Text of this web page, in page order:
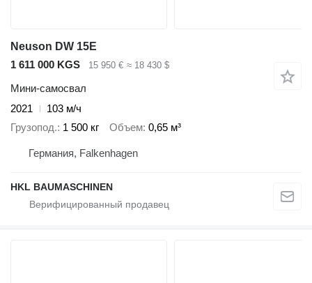
Neuson DW 15E
1 611 000 KGS
15 950 € ≈ 18 430 $
Мини-самосвал
2021
103 м/ч
Грузопод. 1 500 кг Объем 0,65 м³
Германия, Falkenhagen
HKL BAUMASCHINEN